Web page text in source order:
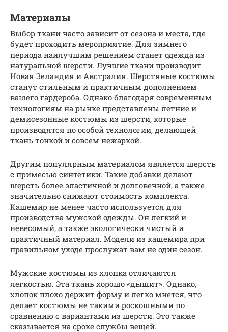
Материалы
Выбор ткани часто зависит от сезона и места, где
будет проходить мероприятие. Для зимнего
периода наилучшим решением станет одежда из
натуральной шерсти. Лучшие ткани производит
Новая Зеландия и Австралия. Шерстяные костюмы
станут стильным и практичным дополнением
вашего гардероба. Однако благодаря современным
технологиям на рынке представлены летние и
демисезонные костюмы из шерсти, которые
производятся по особой технологии, делающей
ткань тонкой и совсем нежаркой.
Другим популярным материалом является шерсть
с примесью синтетики. Такие добавки делают
шерсть более эластичной и долговечной, а также
значительно снижают стоимость комплекта.
Кашемир не менее часто используется для
производства мужской одежды. Он легкий и
невесомый, а также экологически чистый и
практичный материал. Модели из кашемира при
правильном уходе прослужат вам не один сезон.
Мужские костюмы из хлопка отличаются
легкостью. Эта ткань хорошо «дышит». Однако,
хлопок плохо держит форму и легко мнется, что
делает костюмы не такими роскошными по
сравнению с вариантами из шерсти. Это также
сказывается на сроке службы вещей.